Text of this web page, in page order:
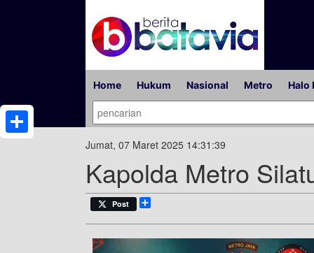
Home Hukum Nasional Metro Halo
Jumat, 07 Maret 2025 14:31:39
Kapolda Metro
Post
Share